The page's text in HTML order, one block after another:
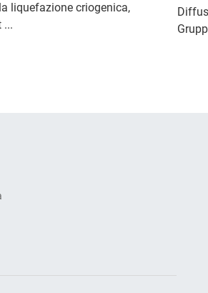
liquefazione criogenica,
...